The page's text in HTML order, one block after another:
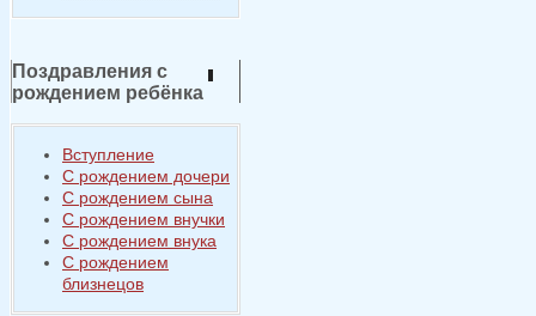
Поздравления с
рождением ребёнка
Вступление
С рождением дочери
С рождением сына
С рождением внучки
С рождением внука
С рождением
близнецов